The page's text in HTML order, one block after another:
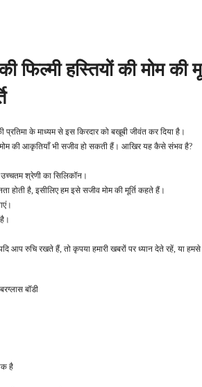
फिल्मी हस्तियों की मोम की
के माध्यम से इस किरदार को बखूबी जीवंत कर दिया है।
मोम की आकृतियाँ भी सजीव हो सकती हैं। आखिर यह कैसे संभव है?
श्रेणी का सिलिकॉन।
है, इसीलिए हम इसे सजीव मोम की मूर्ति कहते हैं।
आप रुचि रखते हैं, तो कृपया हमारी खबरों पर ध्यान देते रहें, या
बॉडी
है